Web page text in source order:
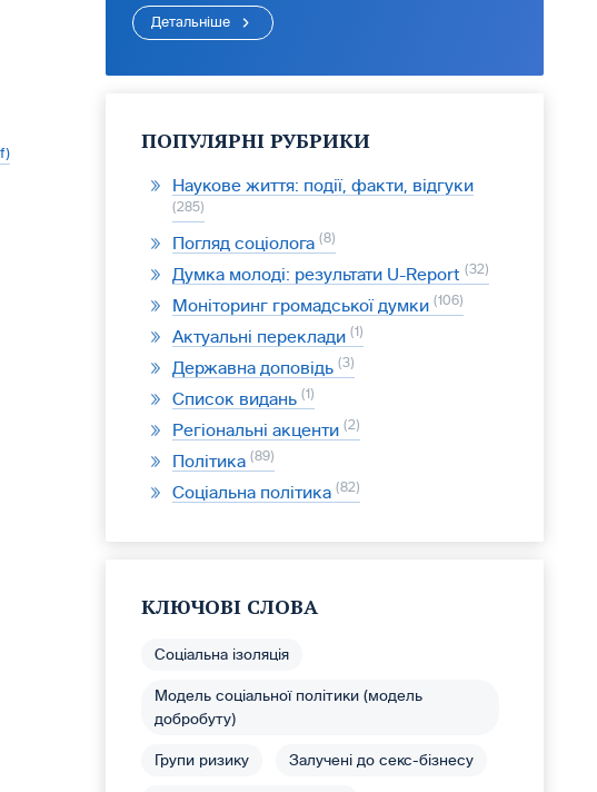
Детальніше
ПОПУЛЯРНІ РУБРИКИ
Наукове життя: події, факти, відгуки
285
Погляд соціолога 8
Думка молоді: результати U-Report 32
Моніторинг громадської думки 106
Актуальні переклади 1
Державна доповідь 3
Список видань 1
Регіональні акценти 2
Політика 89
Соціальна політика 82
КЛЮЧОВІ СЛОВА
Соціальна ізоляція
Модель соціальної політики (модель
добробуту)
Групи ризику Залучені до секс-бізнесу